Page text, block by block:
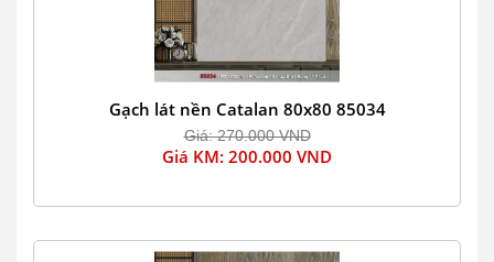
Gạch lát nền Catalan 80x80 85034
Giá: 270.000 VND
Giá KM: 200.000 VND